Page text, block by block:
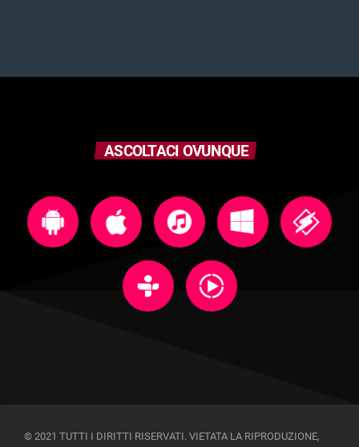
ASCOLTACI OVUNQUE
© 2021 TUTTI I DIRITTI RISERVATI. VIETATA LA RIPRODUZIONE,